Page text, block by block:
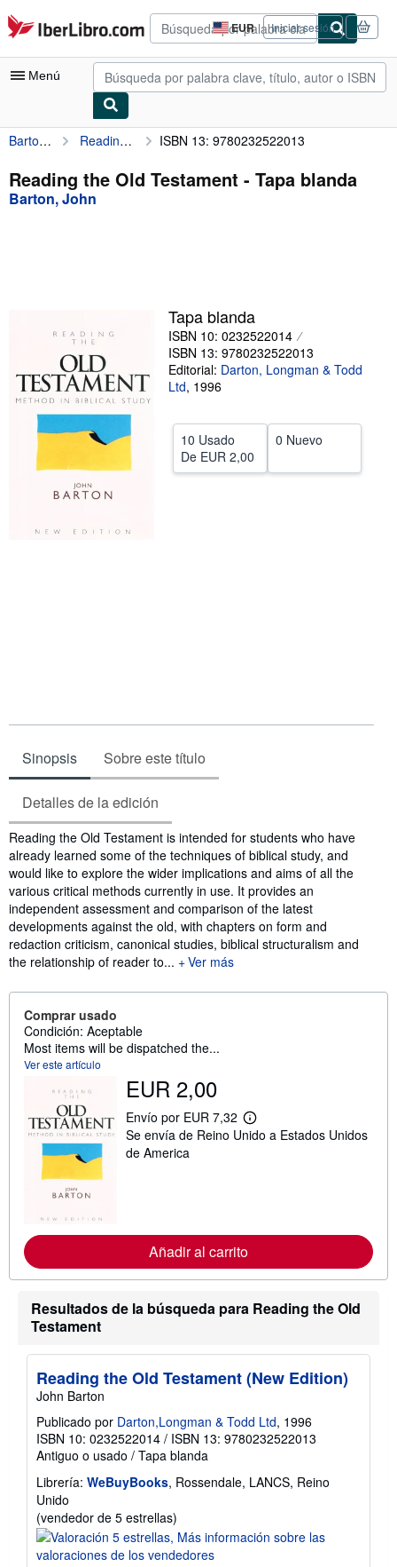
Pasar al contenido principal
IberLibro.com EUR
Preferencias
de
compra
del
Iniciar sesión
Menú
Mi cuenta
Consultar mis pedidos
Búsqueda avanzada
Vendedores
Comenzar a vender
Ayuda
CERRAR
Barton, John Reading the Old Testament ISBN 13: 9780232522013
Reading the Old Testament - Tapa blanda
Barton, John
Tapa blanda
ISBN 10: 0232522014
ISBN 13: 9780232522013
Editorial: Darton, Longman & Todd
Ltd, 1996
10 Usado
De EUR 2,00
0 Nuevo
Sinopsis Sobre este título
Detalles de la edición
Sinopsis
Reading the Old Testament is intended for students who have
already learned some of the techniques of biblical study, and
would like to explore the wider implications and aims of all the
various critical methods currently in use. It provides an
independent assessment and comparison of the latest
developments against the old, with chapters on form and
redaction criticism, canonical studies, biblical structuralism and
the relationship of reader to...
Ver más
Comprar usado
Condición: Aceptable
Most items will be dispatched the...
Ver este artículo
EUR 2,00
Envío por EUR 7,32
M
á
i
ó
l
a
a
r
a
e
Se envía de Reino Unido a Estados Unidos
de America
Añadir al carrito
Resultados de la búsqueda para Reading the Old
Testament
Reading the Old Testament (New Edition)
John Barton
Publicado por Darton,Longman & Todd Ltd, 1996
ISBN 10: 0232522014 / ISBN 13: 9780232522013
Antiguo o usado / Tapa blanda
Librería: WeBuyBooks, Rossendale, LANCS, Reino
Unido
(vendedor de 5 estrellas)
del
vendedor: